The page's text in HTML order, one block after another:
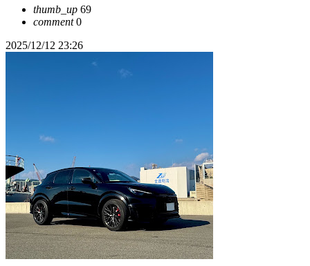
thumb_up 69
comment0
2025/12/12 23:26